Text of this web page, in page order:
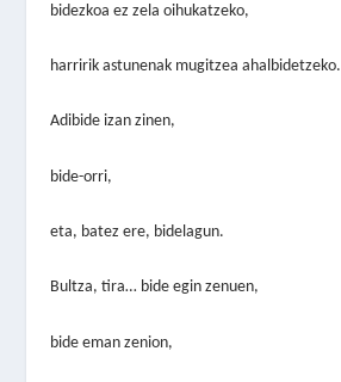
bidezkoa ez zela oihukatzeko,
harririk astunenak mugitzea ahalbidetzeko.
Adibide izan zinen,
bide-orri,
eta, batez ere, bidelagun.
Bultza, tira… bide egin zenuen,
bide eman zenion,